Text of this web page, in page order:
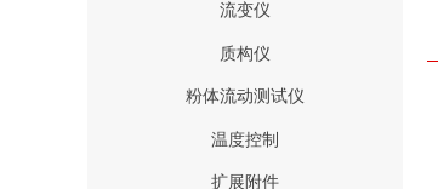
流变仪
质构仪
粉体流动测试仪
温度控制
扩展附件